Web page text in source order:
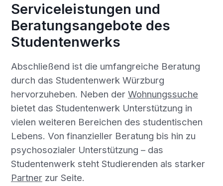
Serviceleistungen und
Beratungsangebote des
Studentenwerks
Abschließend ist die umfangreiche Beratung
durch das Studentenwerk Würzburg
hervorzuheben. Neben der Wohnungssuche
bietet das Studentenwerk Unterstützung in
vielen weiteren Bereichen des studentischen
Lebens. Von finanzieller Beratung bis hin zu
psychosozialer Unterstützung – das
Studentenwerk steht Studierenden als starker
Partnerzur Seite.